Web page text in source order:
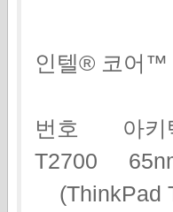
인텔® 코어™
번호 아
T2700
(ThinkPad